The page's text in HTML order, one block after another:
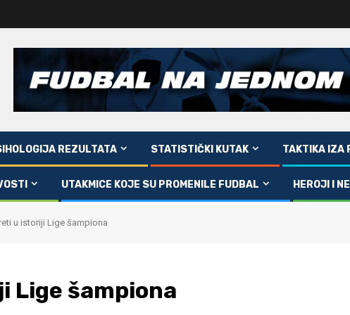
REZULTATA STATISTIČKI KUTAK TAKTIKA IZA
UTAKMICE KOJE SU PROMENILE FUDBAL HEROJI I
u istoriji Lige šampiona
Lige šampiona